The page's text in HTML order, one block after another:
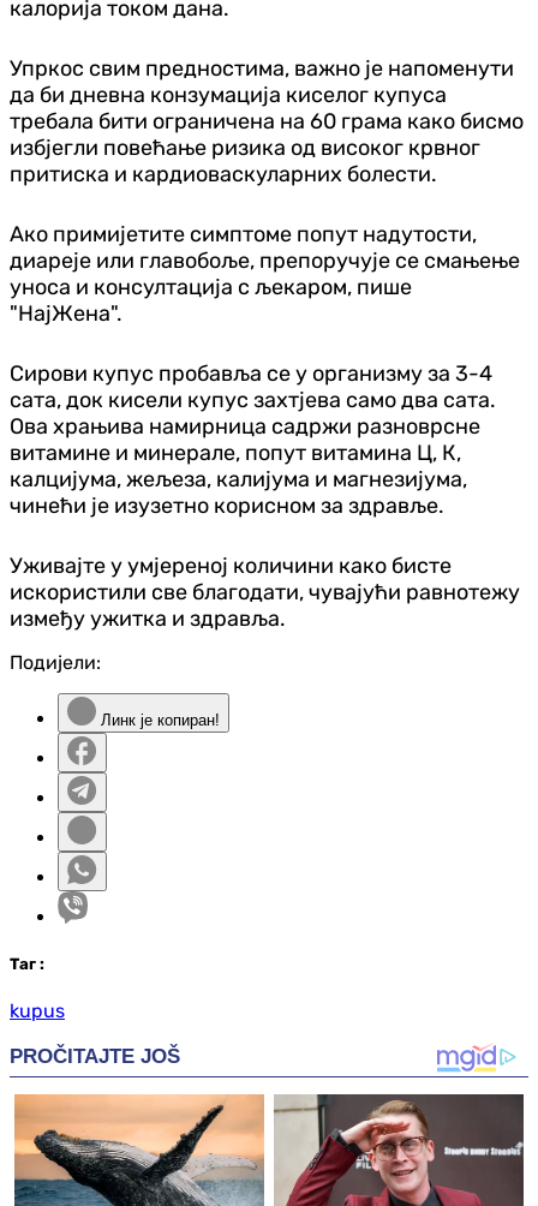
калорија током дана.
Упркос свим предностима, важно је напоменути
да би дневна конзумација киселог купуса
требала бити ограничена на 60 грама како бисмо
избјегли повећање ризика од високог крвног
притиска и кардиоваскуларних болести.
Ако примијетите симптоме попут надутости,
диареје или главобоље, препоручује се смањење
уноса и консултација с љекаром, пише
"НајЖена".
Сирови купус пробавља се у организму за 3-4
сата, док кисели купус захтјева само два сата.
Ова храњива намирница садржи разноврсне
витамине и минерале, попут витамина Ц, К,
калцијума, жељеза, калијума и магнезијума,
чинећи је изузетно корисном за здравље.
Уживајте у умјереној количини како бисте
искористили све благодати, чувајући равнотежу
између ужитка и здравља.
Подијели:
Линк је копиран!
Таг :
kupus